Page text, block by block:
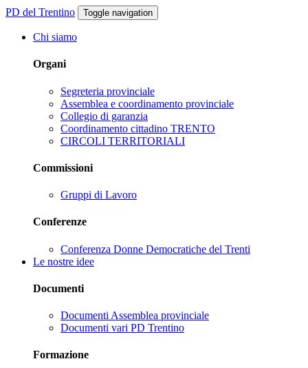
PD del Trentino Toggle navigation
Chi siamo
Organi
Segreteria provinciale
Assemblea e coordinamento provinciale
Collegio di garanzia
Coordinamento cittadino TRENTO
CIRCOLI TERRITORIALI
Commissioni
Gruppi di Lavoro
Conferenze
Conferenza Donne Democratiche del Trenti
Le nostre idee
Documenti
Documenti Assemblea provinciale
Documenti vari PD Trentino
Formazione